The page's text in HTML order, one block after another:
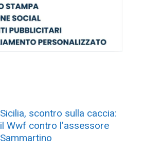
Sicilia, scontro sulla caccia:
il Wwf contro l’assessore
Sammartino